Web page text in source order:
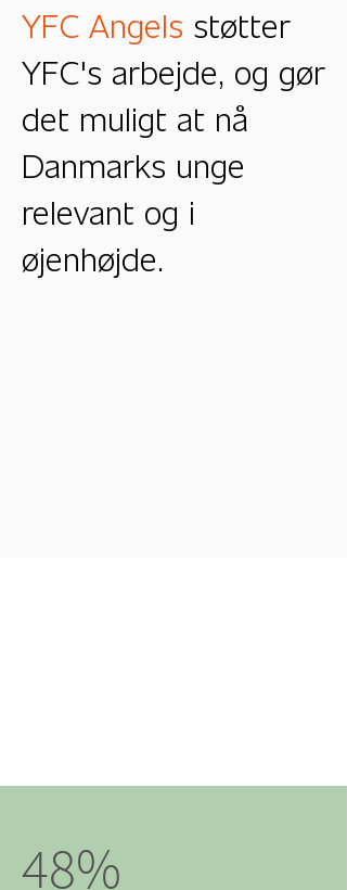
YFC Angels støtter
YFC's arbejde, og gør
det muligt at nå
Danmarks unge
relevant og i
øjenhøjde.
48%